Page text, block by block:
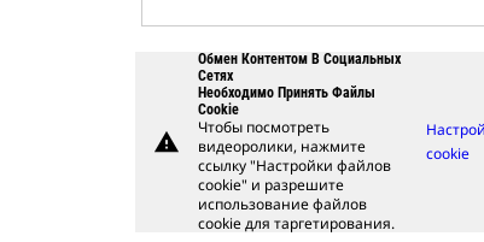
warning
Обмен Контентом В Социальных
Сетях
Необходимо Принять Файлы
Cookie
Чтобы посмотреть
видеоролики, нажмите
ссылку "Настройки файлов
cookie" и разрешите
использование файлов
cookie для таргетирования.
cookie